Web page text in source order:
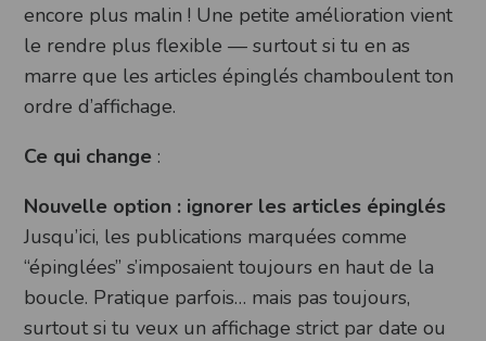
encore plus malin ! Une petite amélioration vient
le rendre plus flexible — surtout si tu en as
marre que les articles épinglés chamboulent ton
ordre d’affichage.
Ce qui change :
Nouvelle option : ignorer les articles épinglés
Jusqu’ici, les publications marquées comme
“épinglées” s’imposaient toujours en haut de la
boucle. Pratique parfois… mais pas toujours,
surtout si tu veux un affichage strict par date ou